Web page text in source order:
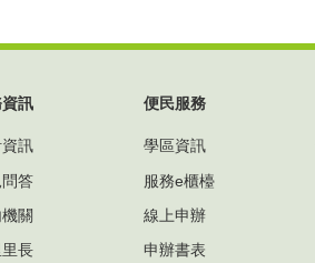
訊
訊
答
關
長
便民服務
學區資訊
服務e櫃檯
線上申辦
申辦書表